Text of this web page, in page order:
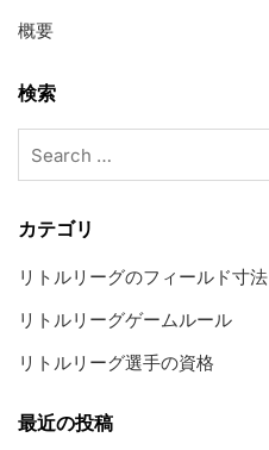
概要
検索
for:
カテゴリ
リトルリーグのフィールド寸法
リトルリーグゲームルール
リトルリーグ選手の資格
最近の投稿